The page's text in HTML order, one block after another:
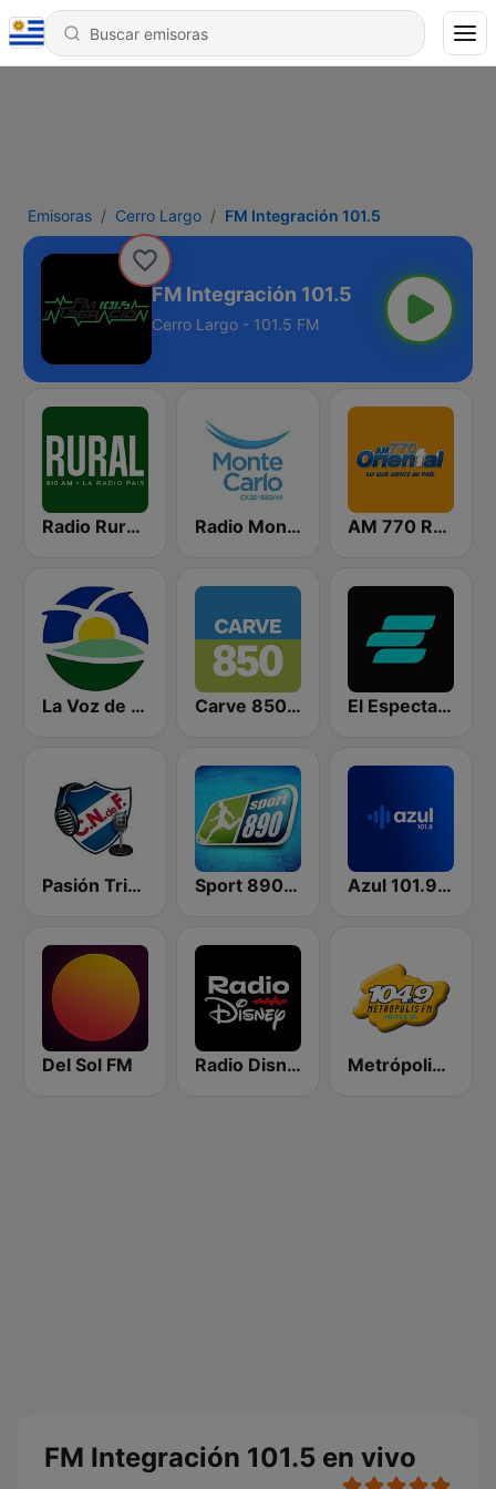
Emisoras Cerro Largo FM Integración 101.5
FM Integración 101.5
Cerro Largo - 101.5 FM
Radio Rural 610 AM Radio Monte Carlo 930 AM 770 Radio Oriental
La Voz de Melo Carve 850 AM El Espectador 810 AM
Pasión Tricolor Sport 890 AM Azul 101.9 FM
Del Sol FM Radio Disney Uruguay Metrópolis 104.9 FM
FM Integración 101.5 en vivo